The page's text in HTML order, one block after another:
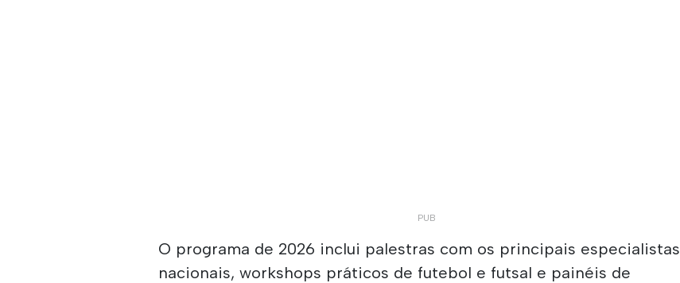
O programa de 2026 inclui palestras com os principais especialistas
nacionais, workshops práticos de futebol e futsal e painéis de